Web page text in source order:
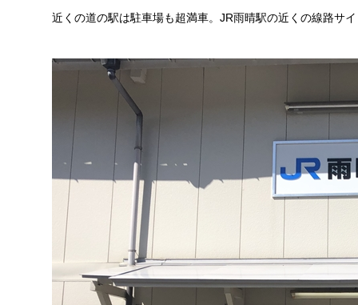
近くの道の駅は駐車場も超満車。JR雨晴駅の近くの線路サ